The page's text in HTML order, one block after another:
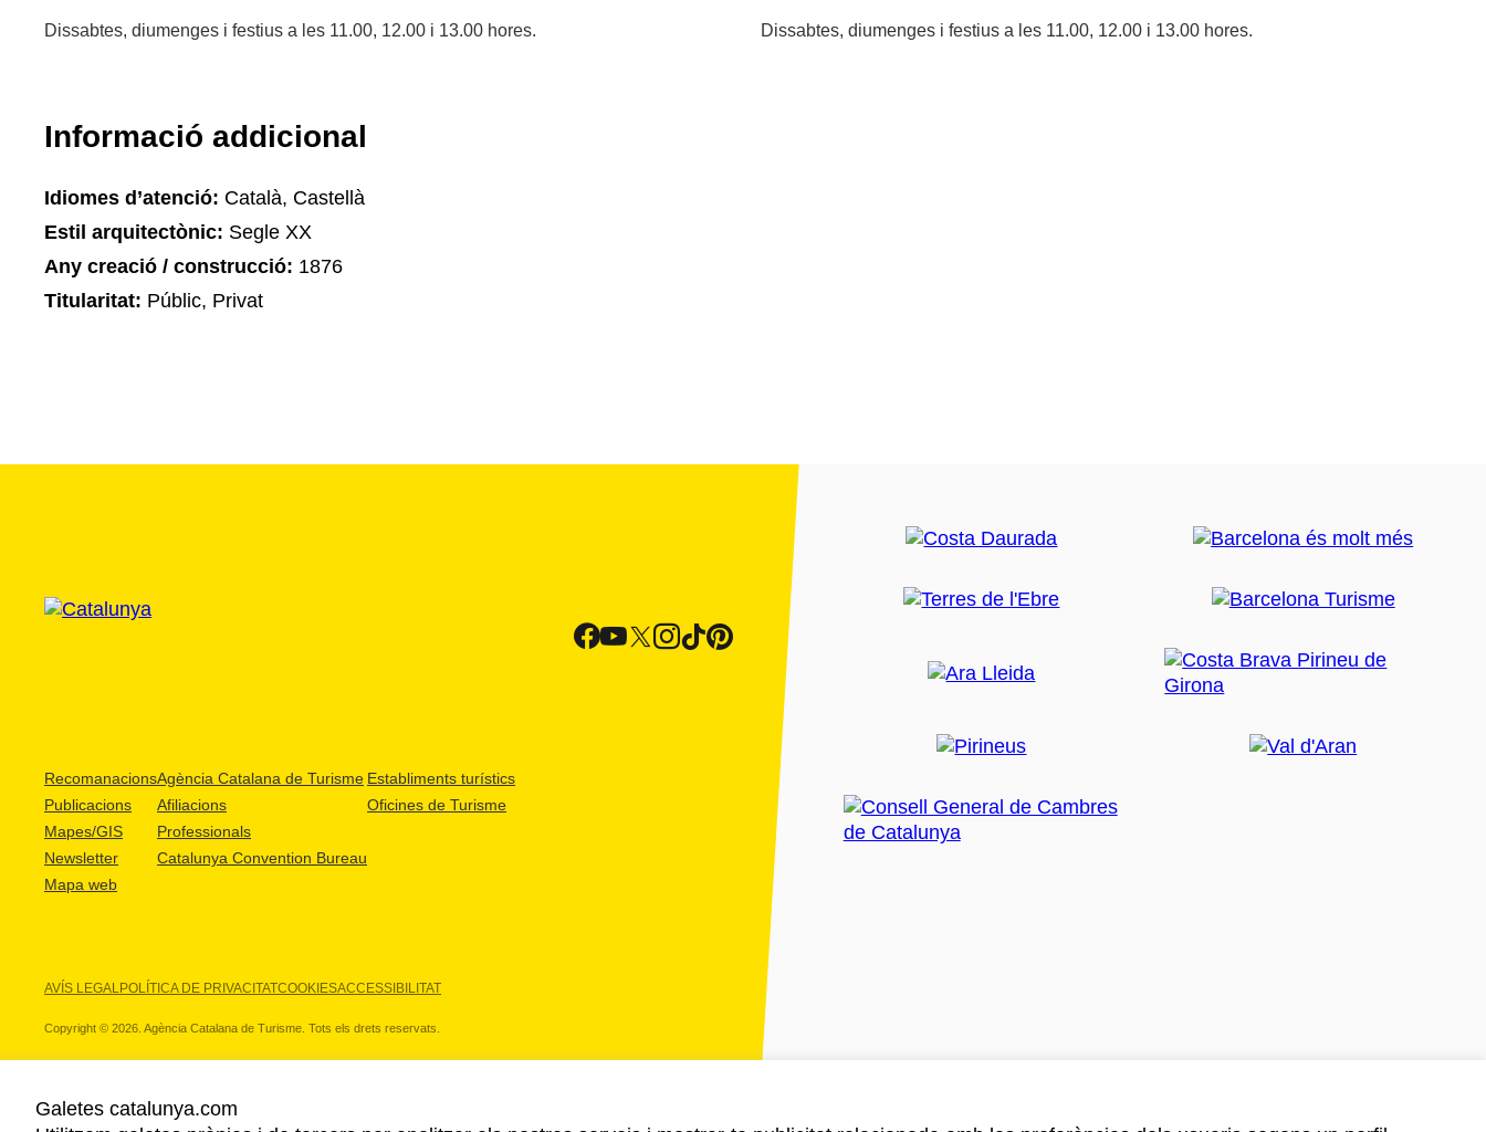
Dissabtes, diumenges i festius a les 11.00, 12.00 i 13.00 hores. Dissabtes, diumenges i festius a les 11.00, 12.00 i 13.00 hores.
Informació addicional
Idiomes d’atenció: Català, Castellà
Estil arquitectònic: Segle XX
Any creació / construcció: 1876
Titularitat: Públic, Privat
Recomanacions
Publicacions
Mapes/GIS
Newsletter
Mapa web
Agència Catalana de Turisme
Afiliacions
Professionals
Catalunya Convention Bureau
Establiments turístics
Oficines de Turisme
AVÍS LEGALPOLÍTICA DE PRIVACITATCOOKIESACCESSIBILITAT
Copyright © 2026. Agència Catalana de Turisme. Tots els drets reservats.
Galetes catalunya.com